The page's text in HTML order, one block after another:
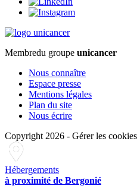
Membredu groupe unicancer
Nous connaître
Espace presse
Mentions légales
Plan du site
Nous écrire
Copyright 2026 - Gérer les cookies
Hébergements
à proximité de Bergonié